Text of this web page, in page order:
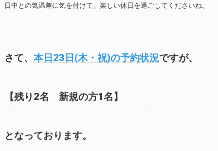
日中との気温差に気を付けて、楽しい休日を過ごしてくださいね。
さて、 本日23日(木・祝)の予約状況ですが、
【残り2名 新規の方1名】
となっております。